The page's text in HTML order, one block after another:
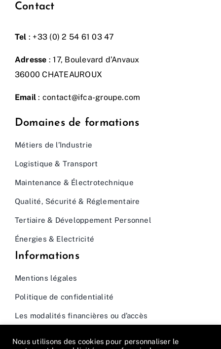
Contact
Tel : +33 (0) 2 54 61 03 47
Adresse : 17, Boulevard d’Anvaux
36000 CHATEAUROUX
Email : contact@ifca-groupe.com
Domaines de formations
Métiers de l’Industrie
Logistique & Transport
Maintenance & Électrotechnique
Qualité, Sécurité & Réglementaire
Tertiaire & Développement Personnel
Énergies & Electricité
Informations
Mentions légales
Politique de confidentialité
Les modalités financières ou d’accès
Nous utilisons des cookies pour personnaliser le